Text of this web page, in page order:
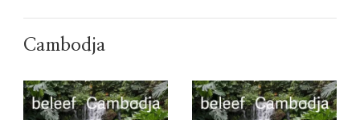
Cambodja